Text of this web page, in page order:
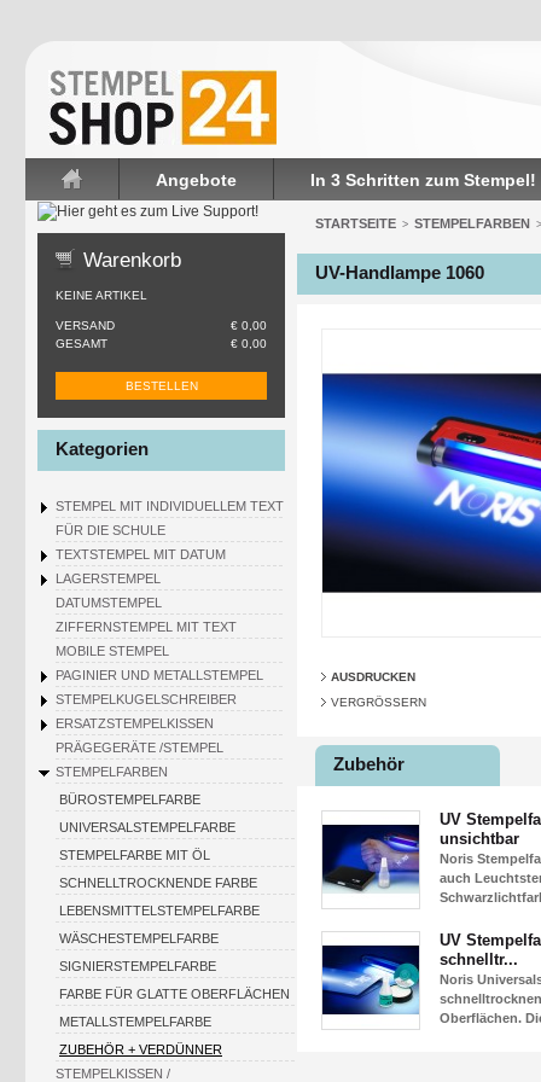
Startseite
Angebote In 3 Schritten zum Stempel!
Warenkorb
KEINE ARTIKEL
VERSAND
€ 0,00
GESAMT
€ 0,00
BESTELLEN
Kategorien
STEMPEL MIT INDIVIDUELLEM TEXT
FÜR DIE SCHULE
TEXTSTEMPEL MIT DATUM
LAGERSTEMPEL
DATUMSTEMPEL
ZIFFERNSTEMPEL MIT TEXT
MOBILE STEMPEL
PAGINIER UND METALLSTEMPEL
STEMPELKUGELSCHREIBER
ERSATZSTEMPELKISSEN
PRÄGEGERÄTE /STEMPEL
STEMPELFARBEN
BÜROSTEMPELFARBE
UNIVERSALSTEMPELFARBE
STEMPELFARBE MIT ÖL
SCHNELLTROCKNENDE FARBE
LEBENSMITTELSTEMPELFARBE
WÄSCHESTEMPELFARBE
SIGNIERSTEMPELFARBE
FARBE FÜR GLATTE OBERFLÄCHEN
METALLSTEMPELFARBE
ZUBEHÖR + VERDÜNNER
STEMPELKISSEN /
STARTSEITE > STEMPELFARBEN >
UV-Handlampe 1060
AUSDRUCKEN
VERGRÖSSERN
Zubehör
UV
unsichtbar
Noris
auch
UV
schnelltr...
Noris
Oberflächen.